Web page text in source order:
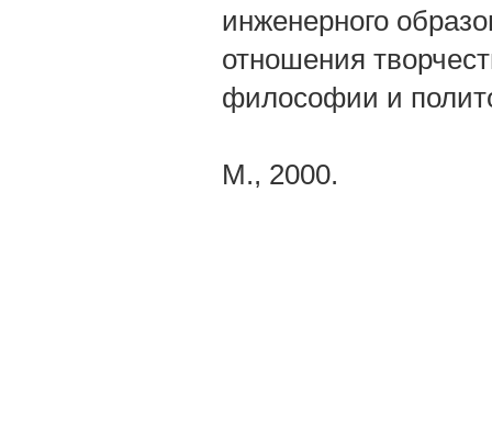
инженерного
отношения
философии и
М., 2000.